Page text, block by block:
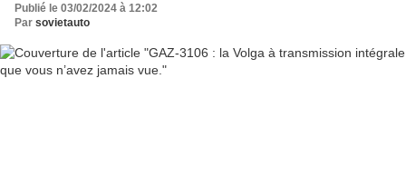
Publié le 03/02/2024 à 12:02
Par sovietauto